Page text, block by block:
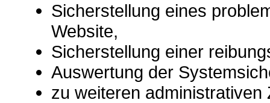
Sicherstellung eines
Website,
Sicherstellung einer
Auswertung der
zu weiteren administrativen